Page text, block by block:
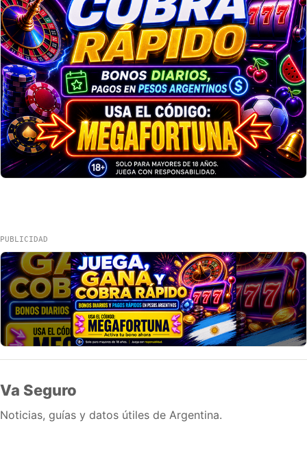
PUBLICIDAD
Va Seguro
Noticias, guías y datos útiles de Argentina.